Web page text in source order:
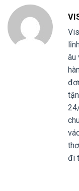
âu
đi